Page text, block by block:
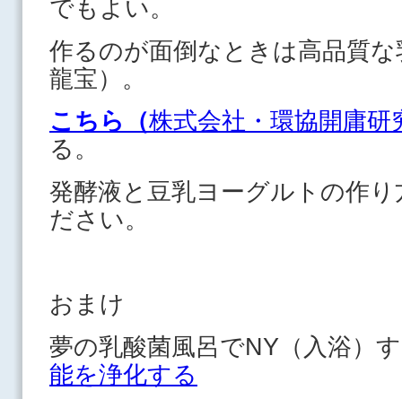
でもよい。
作るのが面倒なときは高品質
龍宝）。
こちら（株式会社・環協開庸研
る。
発酵液と豆乳ヨーグルトの作り
ださい。
おまけ
夢の乳酸菌風呂でNY（入浴
能を浄化する